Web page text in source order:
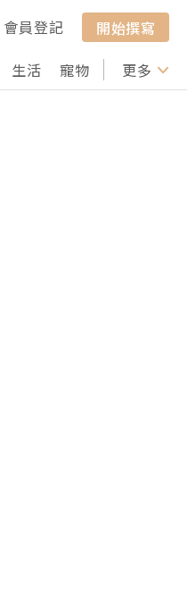
會員登記
開始撰寫
生活 寵物 行山 打卡
更多